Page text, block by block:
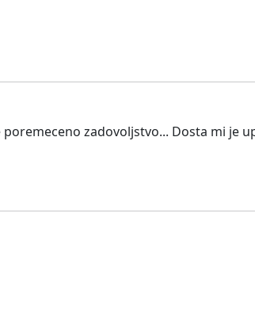
zadovoljstvo... Dosta mi je